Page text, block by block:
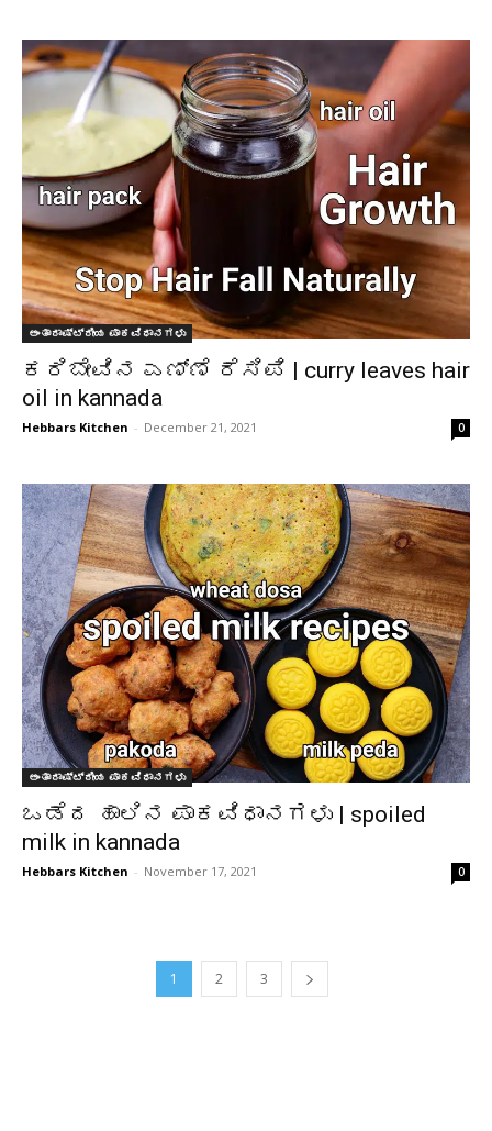
ಅಂತಾರಾಷ್ಟ್ರೀಯ ಪಾಕವಿಧಾನಗಳು
ಕರಿಬೇವಿನ ಎಣ್ಣೆ ರೆಸಿಪಿ | curry leaves hair
oil in kannada
Hebbars Kitchen - December 21, 2021 0
ಅಂತಾರಾಷ್ಟ್ರೀಯ ಪಾಕವಿಧಾನಗಳು
ಒಡೆದ ಹಾಲಿನ ಪಾಕವಿಧಾನಗಳು | spoiled
milk in kannada
Hebbars Kitchen - November 17, 2021 0
1 2 3